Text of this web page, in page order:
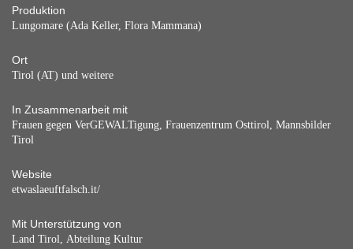
Produktion
Lungomare (Ada Keller, Flora Mammana)
Ort
Tirol (AT) und weitere
In Zusammenarbeit mit
Frauen gegen VerGEWALTigung, Frauenzentrum Osttirol, Mannsbilder
Tirol
Website
etwaslaeuftfalsch.it/
Mit Unterstützung von
Land Tirol, Abteilung Kultur